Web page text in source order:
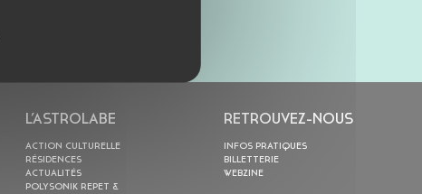
L’ASTROLABE
ACTION CULTURELLE
RÉSIDENCES
ACTUALITÉS
POLYSONIK REPET &
RETROUVEZ-NOUS
INFOS PRATIQUES
BILLETTERIE
WEBZINE